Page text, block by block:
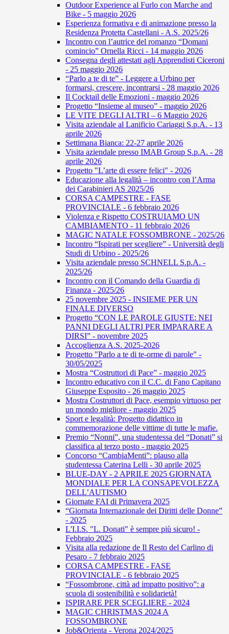
Outdoor Experience al Furlo con Marche and
Bike - 5 maggio 2026
Esperienza formativa e di animazione presso la
Residenza Protetta Castellani - A.S. 2025/26
Incontro con l’autrice del romanzo “Domani
comincio” Ornella Ricci - 14 maggio 2026
Consegna degli attestati agli Apprendisti Ciceroni
- 25 maggio 2026
“Parlo a te di te” - Leggere a Urbino per
formarsi, crescere, incontrarsi - 28 maggio 2026
Il Cocktail delle Emozioni - maggio 2026
Progetto “Insieme al museo” - maggio 2026
LE VITE DEGLI ALTRI – 6 Maggio 2026
Visita aziendale al Lanificio Cariaggi S.p.A. - 13
aprile 2026
Settimana Bianca: 22-27 aprile 2026
Visita aziendale presso IMAB Group S.p.A. - 28
aprile 2026
Progetto "L’arte di essere felici" - 2026
Educazione alla legalità – incontro con l’Arma
dei Carabinieri AS 2025/26
CORSA CAMPESTRE - FASE
PROVINCIALE - 6 febbraio 2026
Violenza e Rispetto COSTRUIAMO UN
CAMBIAMENTO - 11 febbraio 2026
MAGIC NATALE FOSSOMBRONE - 2025/26
Incontro “Ispirati per scegliere” - Università degli
Studi di Urbino - 2025/26
Visita aziendale presso SCHNELL S.p.A. -
2025/26
Incontro con il Comando della Guardia di
Finanza - 2025/26
25 novembre 2025 - INSIEME PER UN
FINALE DIVERSO
Progetto “CON LE PAROLE GIUSTE: NEI
PANNI DEGLI ALTRI PER IMPARARE A
DIRSI” - novembre 2025
Accoglienza A.S. 2025-2026
Progetto "Parlo a te di te-orme di parole" -
30/05/2025
Mostra “Costruttori di Pace” - maggio 2025
Incontro educativo con il C.C. di Fano Capitano
Giuseppe Esposito - 26 maggio 2025
Mostra Costruttori di Pace, esempio virtuoso per
un mondo migliore - maggio 2025
Sport e legalità: Progetto didattico in
commemorazione delle vittime di tutte le mafie.
Premio “Nonni”, una studentessa del “Donati” si
classifica al terzo posto - maggio 2025
Concorso “CambiaMenti”: plauso alla
studentessa Caterina Lelli - 30 aprile 2025
BLUE-DAY - 2 APRILE 2025 GIORNATA
MONDIALE PER LA CONSAPEVOLEZZA
DELL’AUTISMO
Giornate FAI di Primavera 2025
“Giornata Internazionale dei Diritti delle Donne”
- 2025
L'I.I.S. "L. Donati" è sempre più sicuro! -
Febbraio 2025
Visita alla redazione de Il Resto del Carlino di
Pesaro - 7 febbraio 2025
CORSA CAMPESTRE - FASE
PROVINCIALE - 6 febbraio 2025
“Fossombrone, città ad impatto positivo”: a
scuola di sostenibilità e solidarietà!
ISPIRARE PER SCEGLIERE - 2024
MAGIC CHRISTMAS 2024 A
FOSSOMBRONE
Job&Orienta - Verona 2024/2025